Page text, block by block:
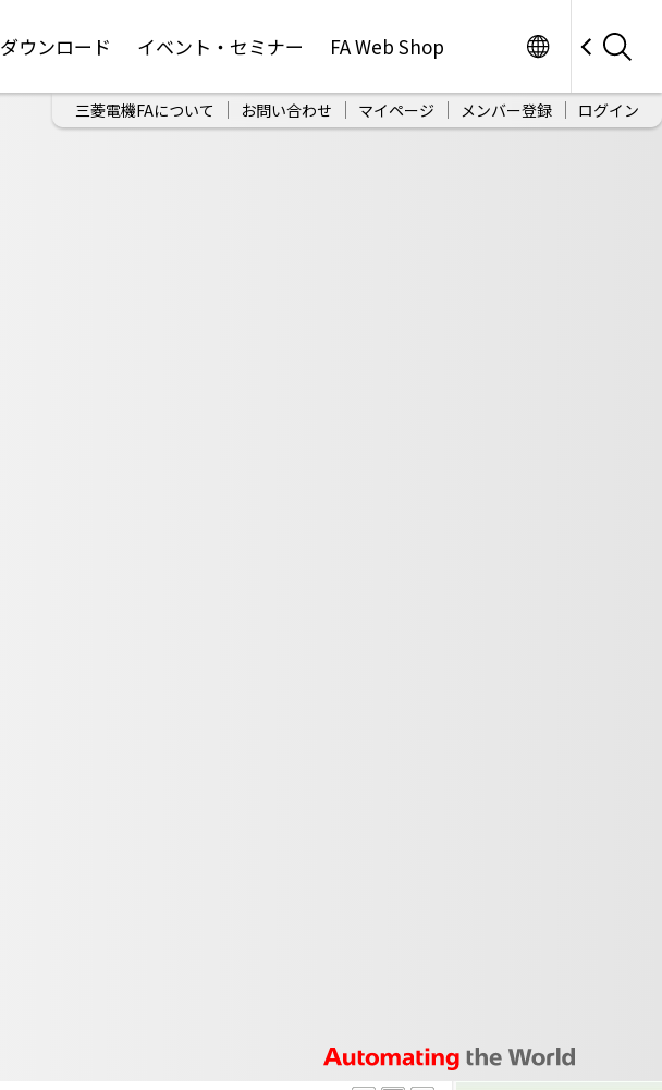
ダウンロード イベント・セミナー FA Web Shop
三菱電機FAについて お問い合わせ マイページ メンバー登録 ログイン